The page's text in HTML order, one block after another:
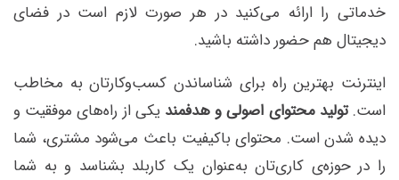
خدماتی را ارائه می‌کنید در هر صورت لازم است در فضای
دیجیتال هم حضور داشته باشید.
اینترنت بهترین راه برای شناساندن کسب‌وکارتان به مخاطب
است.تولید محتوای اصولی و هدفمندیکی از راه‌های موفقیت و
دیده شدن است. محتوای باکیفیت باعث می‌شود مشتری، شما
را در حوزه‌ی کاری‌تان به‌عنوان یک کاربلد بشناسد و به شما